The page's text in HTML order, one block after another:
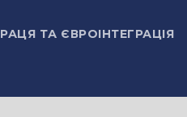
ТА ЄВРОІНТЕГРАЦІЯ